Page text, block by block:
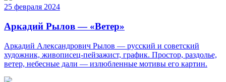
25 февраля 2024
Аркадий Рылов — «Ветер»
Аркадий Александрович Рылов — русский и советский
художник, живописец-пейзажист, график. Простор, раздолье,
ветер, небесные дали — излюбленные мотивы его картин.